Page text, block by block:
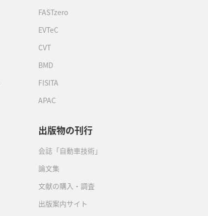
FASTzero
EVTeC
CVT
BMD
FISITA
APAC
出版物の刊行
会誌「自動車技術」
論文集
文献の購入・調査
出版案内サイト